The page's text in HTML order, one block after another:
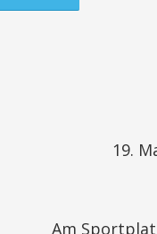
19.
Am